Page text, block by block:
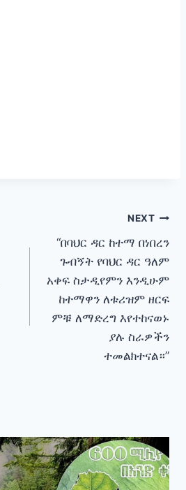
NEXT
“በባህር ዳር ከተማ በነበረን
ጉብኝት የባህር ዳር ዓለም
አቀፍ ስታዲየምን እንዲሁም
ከተማዋን ለቱሪዝም ዘርፍ
ምቹ ለማድረግ እየተከናወኑ
ያሉ ስራዎችን
ተመልክተናል።”